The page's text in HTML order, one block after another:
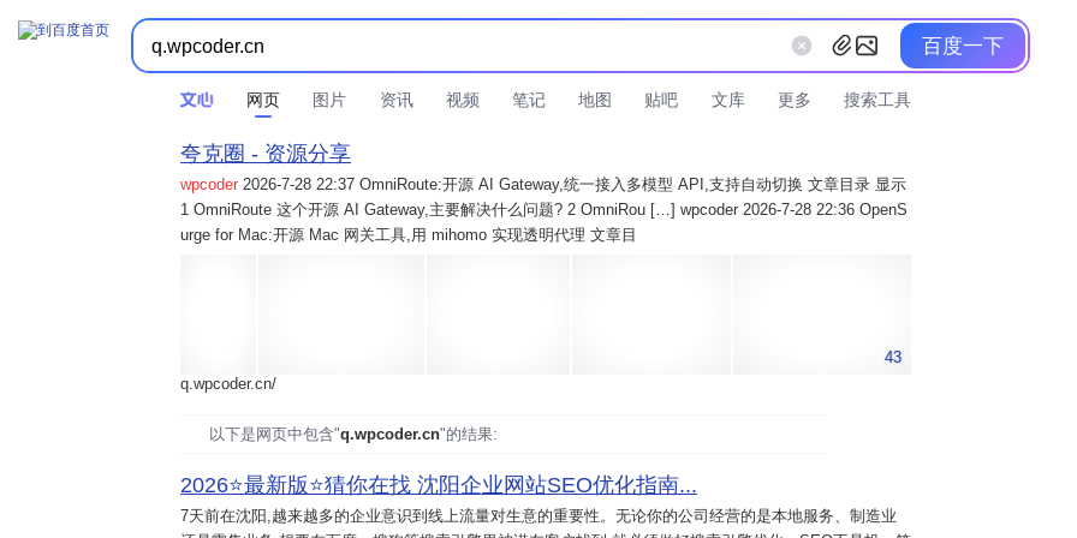
百度一下
网页 图片 资讯 视频 笔记 地图 贴吧 文库 更多 搜索工具
夸克圈 - 资源分享
wpcoder 2026-7-28 22:37 OmniRoute:开源 AI Gateway,统一接入多模型 API,支持自动切换 文章目录 显示
1 OmniRoute 这个开源 AI Gateway,主要解决什么问题? 2 OmniRou […] wpcoder 2026-7-28 22:36 OpenS
urge for Mac:开源 Mac 网关工具,用 mihomo 实现透明代理 文章目
43
q.wpcoder.cn/
以下是网页中包含"q.wpcoder.cn"的结果:
2026⭐️最新版⭐️猜你在找 沈阳企业网站SEO优化指南...
7天前在沈阳,越来越多的企业意识到线上流量对生意的重要性。无论你的公司经营的是本地服务、制造业